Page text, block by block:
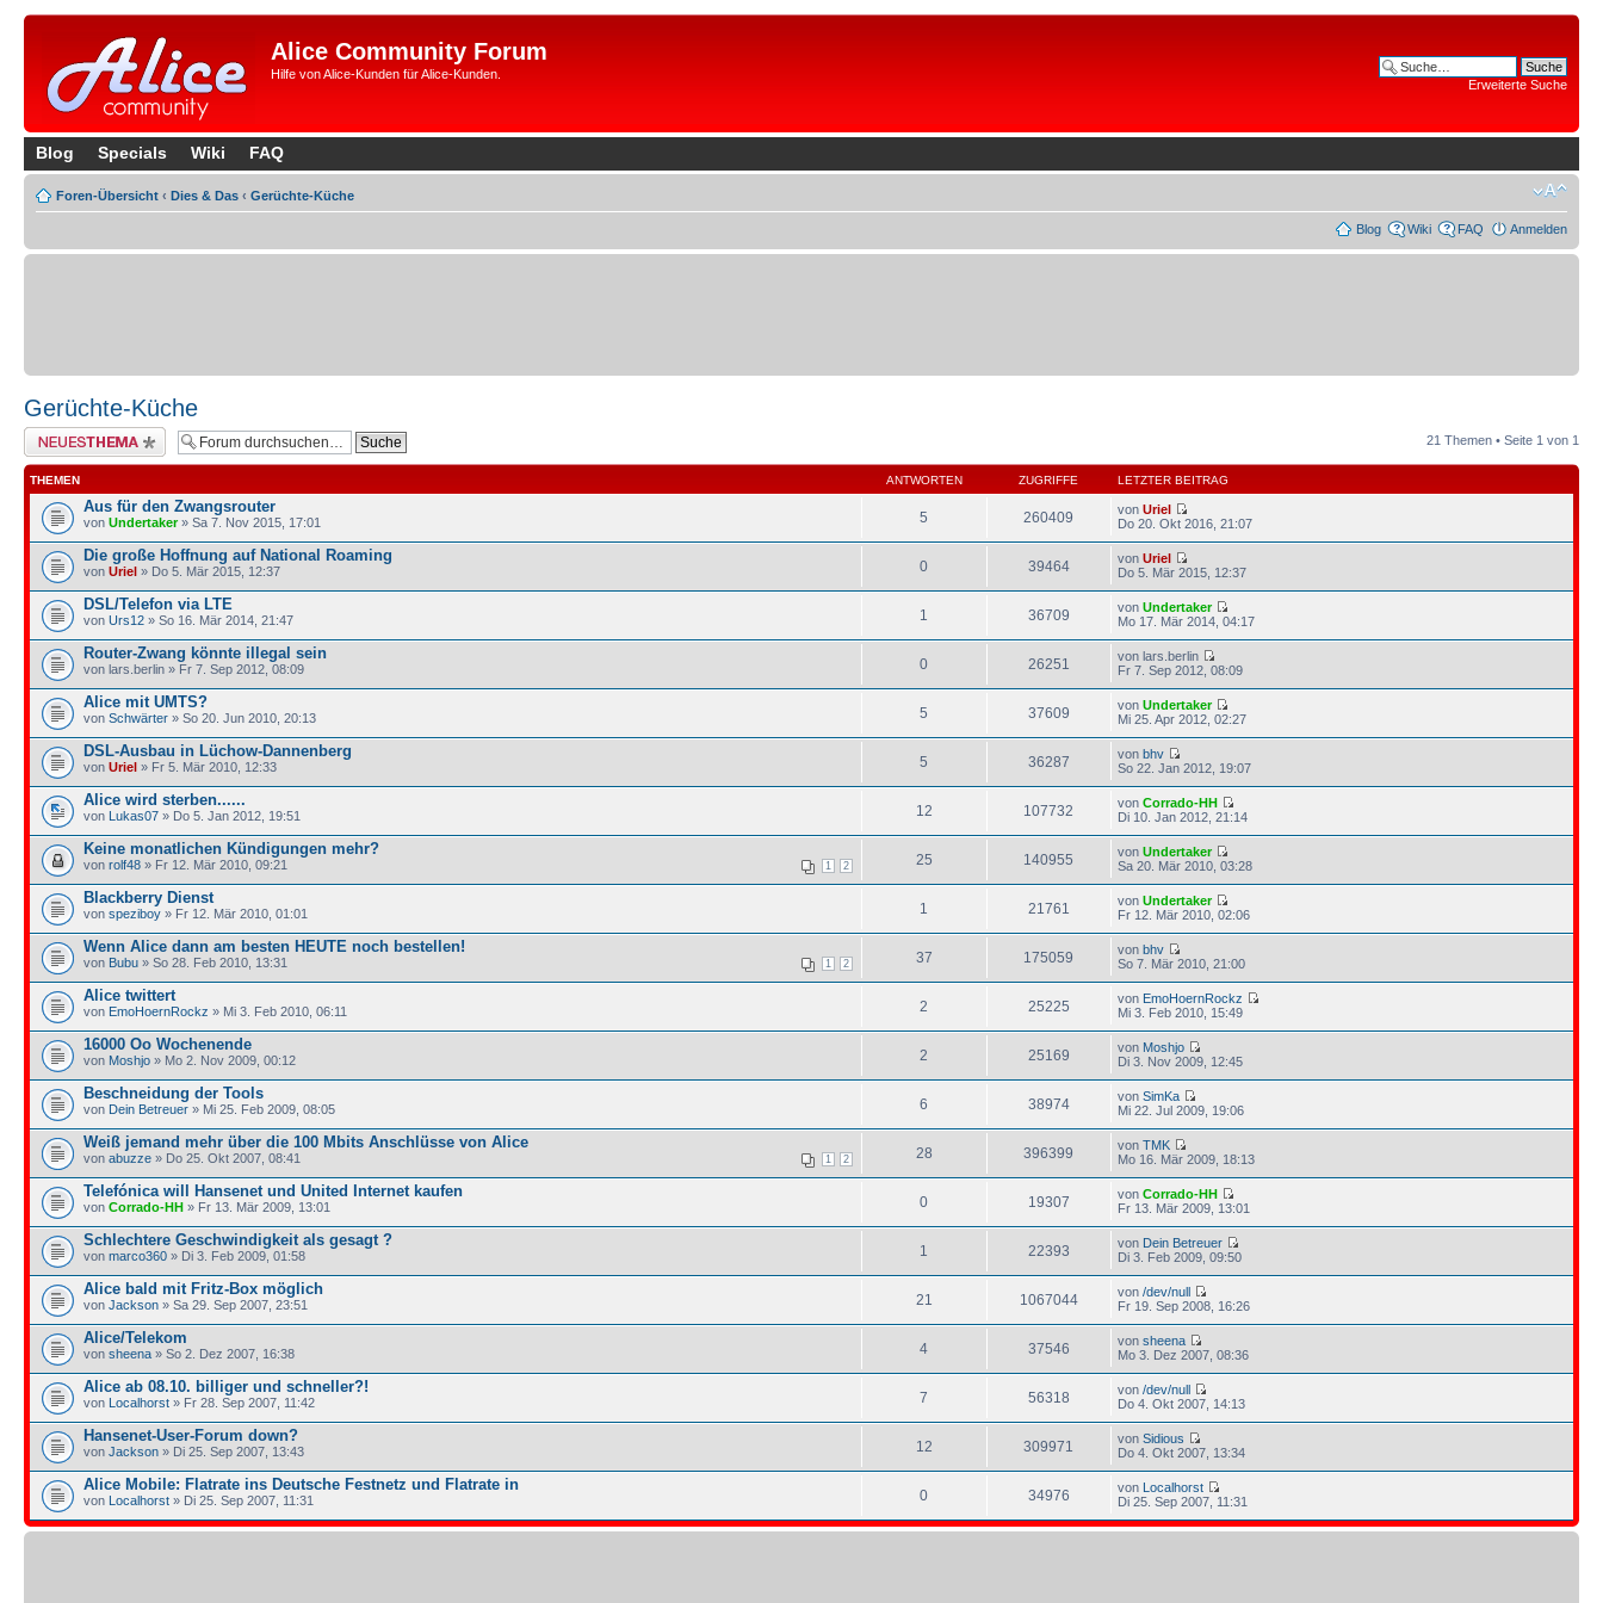
Alice Community Forum
Hilfe von Alice-Kunden für Alice-Kunden.
Erweiterte Suche
Blog Specials Wiki FAQ
Foren-Übersicht ‹ Dies & Das ‹ Gerüchte-Küche
Blog Wiki FAQ Anmelden
Gerüchte-Küche
Neues Thema erstellen 21 Themen • Seite 1 von 1
THEMEN ANTWORTEN ZUGRIFFE LETZTER BEITRAG
Aus für den Zwangsrouter
von Undertaker» Sa 7. Nov 2015, 17:01 5 260409 vonUriel
Do 20. Okt 2016, 21:07
Die große Hoffnung auf National Roaming
von Uriel » Do 5. Mär 2015, 12:37 0 39464 vonUriel
Do 5. Mär 2015, 12:37
DSL/Telefon via LTE
von Urs12 » So 16. Mär 2014, 21:47 1 36709 vonUndertaker
Mo 17. Mär 2014, 04:17
Router-Zwang könnte illegal sein
von lars.berlin » Fr 7. Sep 2012, 08:09 0 26251
von lars.berlin
Fr 7. Sep 2012, 08:09
Alice mit UMTS?
von Schwärter » So 20. Jun 2010, 20:13 5 37609 vonUndertaker
Mi 25. Apr 2012, 02:27
DSL-Ausbau in Lüchow-Dannenberg
von Uriel » Fr 5. Mär 2010, 12:33 5 36287 vonbhv
So 22. Jan 2012, 19:07
Alice wird sterben......
von Lukas07 » Do 5. Jan 2012, 19:51 12 107732 vonCorrado-HH
Di 10. Jan 2012, 21:14
Keine monatlichen Kündigungen mehr?
1 2
von rolf48 » Fr 12. Mär 2010, 09:21 25 140955 vonUndertaker
Sa 20. Mär 2010, 03:28
Blackberry Dienst
von speziboy » Fr 12. Mär 2010, 01:01 1 21761 vonUndertaker
Fr 12. Mär 2010, 02:06
Wenn Alice dann am besten HEUTE noch bestellen!
1 2
von Bubu » So 28. Feb 2010, 13:31 37 175059 vonbhv
So 7. Mär 2010, 21:00
Alice twittert
von EmoHoernRockz » Mi 3. Feb 2010, 06:11 2 25225 von EmoHoernRockz
Mi 3. Feb 2010, 15:49
16000 Oo Wochenende
von Moshjo » Mo 2. Nov 2009, 00:12 2 25169 von Moshjo
Di 3. Nov 2009, 12:45
Beschneidung der Tools
von Dein Betreuer » Mi 25. Feb 2009, 08:05 6 38974 vonSimKa
Mi 22. Jul 2009, 19:06
Weiß jemand mehr über die 100 Mbits Anschlüsse von Alice
1 2
von abuzze » Do 25. Okt 2007, 08:41 28 396399 vonTMK
Mo 16. Mär 2009, 18:13
Telefónica will Hansenet und United Internet kaufen
von Corrado-HH » Fr 13. Mär 2009, 13:01 0 19307 vonCorrado-HH
Fr 13. Mär 2009, 13:01
Schlechtere Geschwindigkeit als gesagt ?
von marco360 » Di 3. Feb 2009, 01:58 1 22393 von Dein Betreuer
Di 3. Feb 2009, 09:50
Alice bald mit Fritz-Box möglich
von Jackson » Sa 29. Sep 2007, 23:51 21 1067044 von/dev/null
Fr 19. Sep 2008, 16:26
Alice/Telekom
von sheena » So 2. Dez 2007, 16:38 4 37546 vonsheena
Mo 3. Dez 2007, 08:36
Alice ab 08.10. billiger und schneller?!
von Localhorst » Fr 28. Sep 2007, 11:42 7 56318 von/dev/null
Do 4. Okt 2007, 14:13
Hansenet-User-Forum down?
von Jackson » Di 25. Sep 2007, 13:43 12 309971 vonSidious
Do 4. Okt 2007, 13:34
Alice Mobile: Flatrate ins Deutsche Festnetz und Flatrate in
von Localhorst » Di 25. Sep 2007, 11:31 0 34976 von Localhorst
Di 25. Sep 2007, 11:31